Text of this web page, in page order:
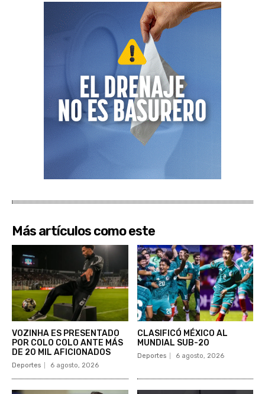
Más artículos como este
VOZINHA ES PRESENTADO
POR COLO COLO ANTE MÁS
DE 20 MIL AFICIONADOS
Deportes 6 agosto, 2026
CLASIFICÓ MÉXICO AL
MUNDIAL SUB-20
Deportes 6 agosto, 2026